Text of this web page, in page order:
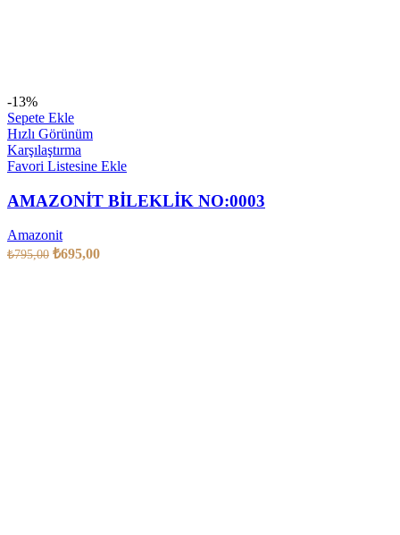
-13%
Sepete Ekle
Hızlı Görünüm
Karşılaştırma
Favori Listesine Ekle
AMAZONİT BİLEKLİK NO:0003
Amazonit
₺795,00 ₺695,00